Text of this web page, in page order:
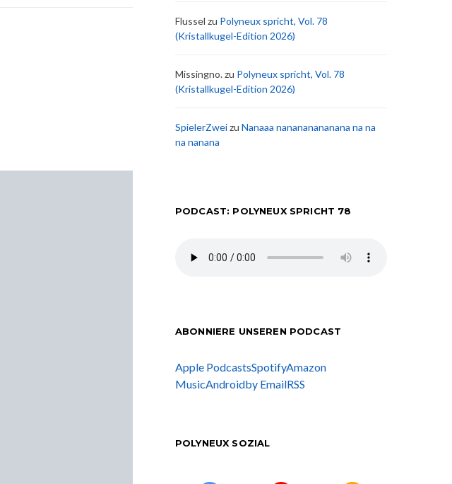
Flussel zu Polyneux spricht, Vol. 78
(Kristallkugel-Edition 2026)
Missingno.zu Polyneux spricht, Vol. 78
(Kristallkugel-Edition 2026)
SpielerZweizu Nanaaa nanananananana na na
na nanana
PODCAST: POLYNEUX SPRICHT 78
ABONNIERE UNSEREN PODCAST
Apple PodcastsSpotifyAmazon
MusicAndroidby EmailRSS
POLYNEUX SOZIAL